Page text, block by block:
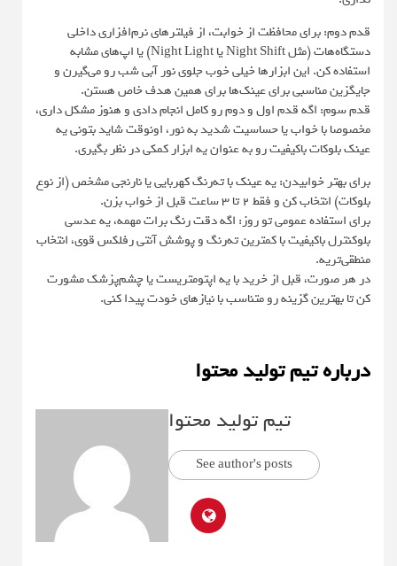
قدم دوم: برای محافظت از خوابت، از فیلترهای نرم‌افزاری داخلی
دستگاه‌هات (مثل Night Shift یا Night Light) یا اپ‌های مشابه
استفاده کن. این ابزارها خیلی خوب جلوی نور آبی شب رو می‌گیرن و
جایگزین مناسبی برای عینک‌ها برای همین هدف خاص هستن.
قدم سوم: اگه قدم اول و دوم رو کامل انجام دادی و هنوز مشکل داری،
مخصوصا با خواب یا حساسیت شدید به نور، اونوقت شاید بتونی یه
عینک بلوکات باکیفیت رو به عنوان یه ابزار کمکی در نظر بگیری.
برای بهتر خوابیدن: یه عینک با ته‌رنگ کهربایی یا نارنجی مشخص (از نوع
بلوکات) انتخاب کن و فقط ۲ تا ۳ ساعت قبل از خواب بزن.
برای استفاده عمومی تو روز: اگه دقت رنگ برات مهمه، یه عدسی
بلوکنترل باکیفیت با کمترین ته‌رنگ و پوشش آنتی‌ رفلکس قوی، انتخاب
منطقی‌تریه.
در هر صورت، قبل از خرید با یه اپتومتریست یا چشم‌پزشک مشورت
کن تا بهترین گزینه رو متناسب با نیازهای خودت پیدا کنی.
درباره تیم تولید محتوا
تیم تولید محتوا
See author's posts